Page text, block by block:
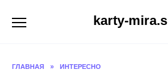
karty-
ГЛАВНАЯ » ИНТЕРЕСНО